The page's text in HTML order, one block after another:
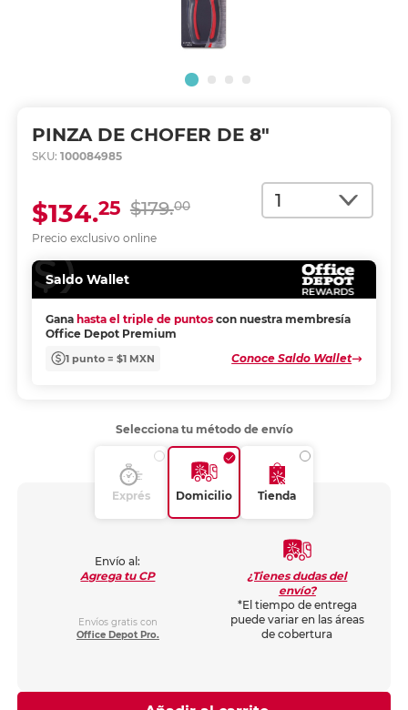
PINZA DE CHOFER DE 8"
SKU: 100084985
Cantidad
Precio exclusivo online
$179.00
$134.25
Saldo Wallet
Gana hasta el triple de puntos con nuestra membresía
Office Depot Premium
1 punto = $1 MXN Conoce Saldo Wallet
Selecciona tu método de envío
Exprés Domicilio Tienda
Envío al:
Agrega tu CP
Envíos gratis con
Office Depot Pro.
¿Tienes dudas del
envío?
*El tiempo de entrega
puede variar en las áreas
de cobertura